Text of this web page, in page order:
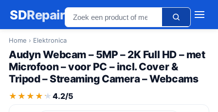
SDRepair
Home › Elektronica
Audyn Webcam – 5MP – 2K Full HD – met
Microfoon – voor PC – incl. Cover &
Tripod – Streaming Camera – Webcams
★★★★★
★★★★★ 4.2/5